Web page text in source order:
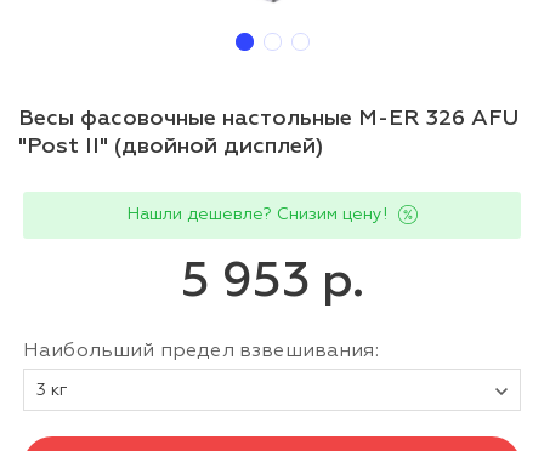
Весы фасовочные настольные M-ER 326 AFU
"Post II" (двойной дисплей)
Нашли дешевле? Снизим цену!
5 953 р.
Наибольший предел взвешивания:
3 кг